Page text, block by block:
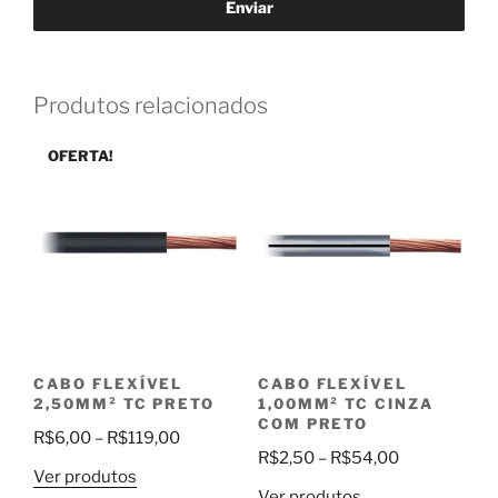
Produtos relacionados
OFERTA!
CABO FLEXÍVEL
2,50MM² TC PRETO
R$6,00 – R$119,00Faixa
Ver produtos
CABO FLEXÍVEL
1,00MM² TC CINZA
COM PRETO
R$2,50 – R$54,00Faixa